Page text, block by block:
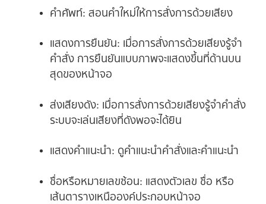
คำศัพท์: สอนคำใหม่ให้การสั่งการด้วยเสียง
แสดงการยืนยัน: เมื่อการสั่งการด้วยเสียงรู้จำ
คำสั่ง การยืนยันแบบภาพจะแสดงขึ้นที่ด้านบน
สุดของหน้าจอ
ส่งเสียงดัง: เมื่อการสั่งการด้วยเสียงรู้จำคำสั่ง
ระบบจะเล่นเสียงที่ดังพอจะได้ยิน
แสดงคำแนะนำ: ดูคำแนะนำคำสั่งและคำแนะนำ
ชื่อหรือหมายเลขซ้อน: แสดงตัวเลข ชื่อ หรือ
เส้นตารางเหนือองค์ประกอบหน้าจอ